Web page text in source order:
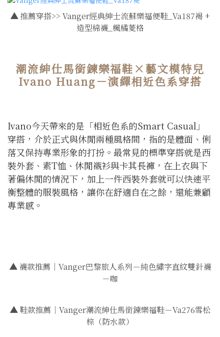
▲推薦穿搭>> Vanger經典紳士流蘇樂福便鞋_Va187褐 +
造型棉襪_楓橘菱格
潮流紳仕馬銜鍊樂福鞋×藝文模特兒
Ivano Huang－演繹相近色系穿搭
Ivano今天帶來的是「相近色系的Smart Casual」
穿搭，介於正式與休閒兩種風格間，指的是體面、俐
落又保持專業形象的打扮。最常見的標準穿搭就是西
裝外套、素T恤、休閒襯衫與卡其長褲，在上衣與下
著偏休閒的情況下，加上一件西裝外套就可以快速平
衡整體的服裝風格，讓你在舒適自在之餘，還能兼顧
專業感。
▲襪款推薦｜Vanger巴黎旅人系列－純色繡字直紋雙針襪
－咖
▲鞋款推薦｜Vanger潮流紳仕馬銜鍊樂福鞋－Va276雪松
棕（防水款）